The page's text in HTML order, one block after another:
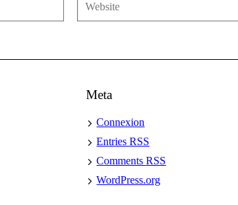
Meta
Connexion
EntriesRSS
CommentsRSS
WordPress.org